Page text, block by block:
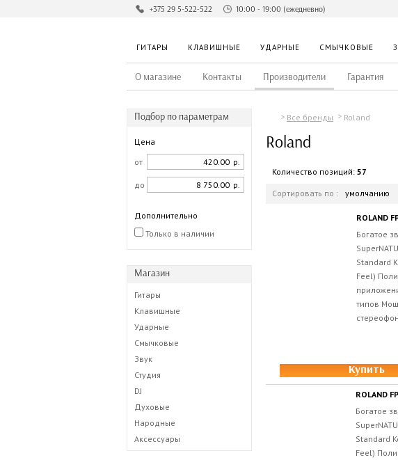
+375 29 5-522-522 10:00 - 19:00 (ежедневно)
ГИТАРЫ КЛАВИШНЫЕ УДАРНЫЕ СМЫЧКОВЫЕ
О магазине Контакты Производители Гарантия
Подбор по параметрам
Цена
от
р.
до р.
Дополнительно
Только в наличии
Магазин
Гитары
Клавишные
Ударные
Смычковые
Звук
Студия
DJ
Духовые
Народные
Аксессуары
Все бренды Roland
Roland
Количество позиций: 57
Сортировать по : умолчанию
ROLAND
Богатое
Standard
Feel)
типов
Купить
ROLAND
Богатое
Standard
Feel)